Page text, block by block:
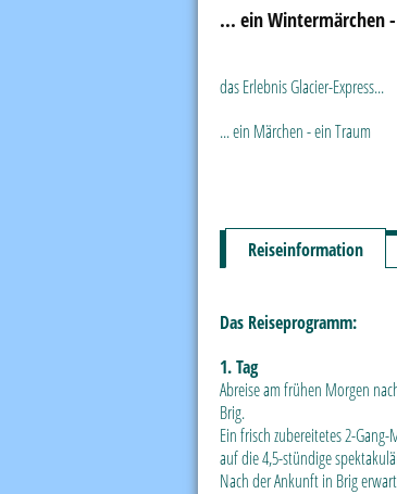
... ein Wintermärchen
das Erleb­nis Glacier-Express...
... ein Märchen - ein Traum
Reiseinformation
Das Reiseprogramm:
1. Tag
Abreise am frühen Morgen
Brig.
Ein frisch zubereitetes 2-
auf die 4,5-stündige
Nach der Ankunft in Brig